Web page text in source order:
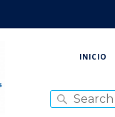
INICIO
for: